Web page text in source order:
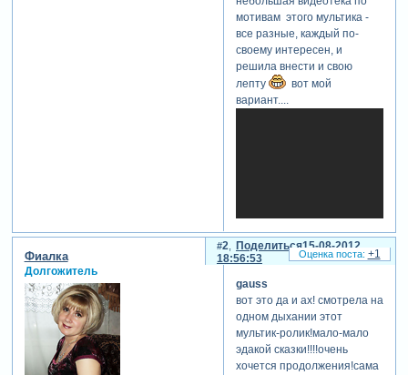
мотивам этого мультика -
все разные, каждый по-
своему интересен, и
решила внести и свою
лепту
вот мой
вариант....
Поделиться
2
15-08-2012
18:56:53
Фиалка
Долгожитель
gauss
вот это да и ах! смотрела на
одном дыхании этот
мультик-ролик!мало-мало
эдакой сказки!!!!очень
хочется продолжения!сама
+1